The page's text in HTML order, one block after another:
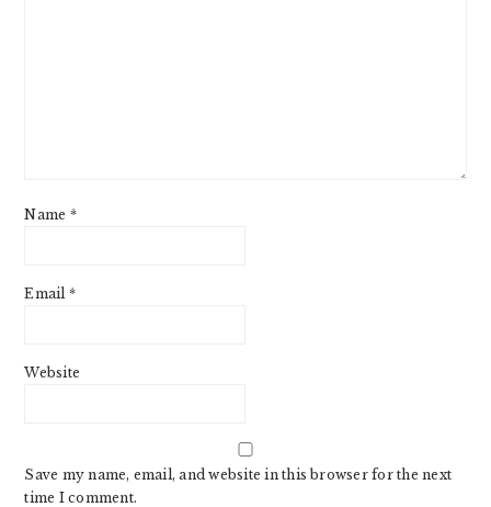
Name *
Email *
Website
Save my name, email, and website in this browser for the next
time I comment.